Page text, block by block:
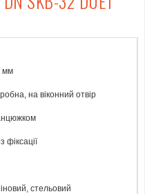
мм
на віконний отвір
фіксації
стельовий